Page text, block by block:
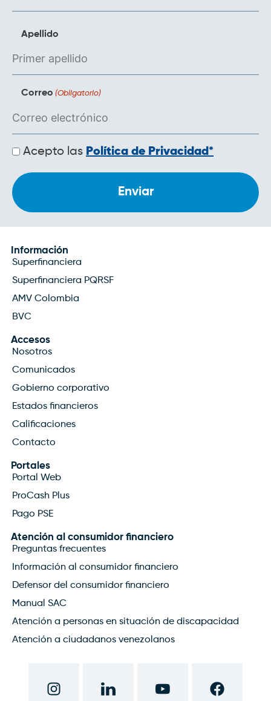
Apellido
Correo (Obligatorio)
Políticas
de
Acepto las Política de Privacidad*
Información
Superfinanciera
Superfinanciera PQRSF
AMV Colombia
BVC
Accesos
Nosotros
Comunicados
Gobierno corporativo
Estados financieros
Calificaciones
Contacto
Portales
Portal Web
ProCash Plus
Pago PSE
Atención al consumidor financiero
Preguntas frecuentes
Información al consumidor financiero
Defensor del consumidor financiero
Manual SAC
Atención a personas en situación de discapacidad
Atención a ciudadanos venezolanos